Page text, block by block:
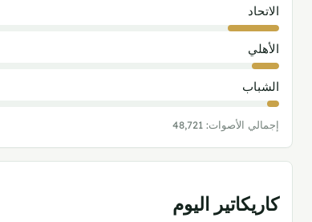
الاتحاد
الأهلي
الشباب
إجمالي الأصوات: 48,721
كاريكاتير اليوم